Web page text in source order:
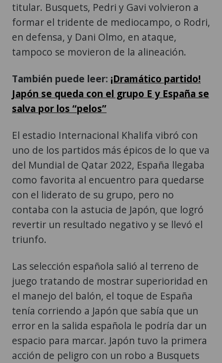
titular. Busquets, Pedri y Gavi volvieron a
formar el tridente de mediocampo, o Rodri,
en defensa, y Dani Olmo, en ataque,
tampoco se movieron de la alineación.
También puede leer: ¡Dramático partido!
Japón se queda con el grupo E y España se
salva por los “pelos”
El estadio Internacional Khalifa vibró con
uno de los partidos más épicos de lo que va
del Mundial de Qatar 2022, España llegaba
como favorita al encuentro para quedarse
con el liderato de su grupo, pero no
contaba con la astucia de Japón, que logró
revertir un resultado negativo y se llevó el
triunfo.
Las selección española salió al terreno de
juego tratando de mostrar superioridad en
el manejo del balón, el toque de España
tenía corriendo a Japón que sabía que un
error en la salida española le podría dar un
espacio para marcar. Japón tuvo la primera
acción de peligro con un robo a Busquets